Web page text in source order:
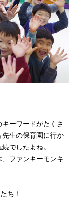
ーワードがたくさ
先生の保育園に行か
でしたよね。
、ファンキーモンキ
ち！